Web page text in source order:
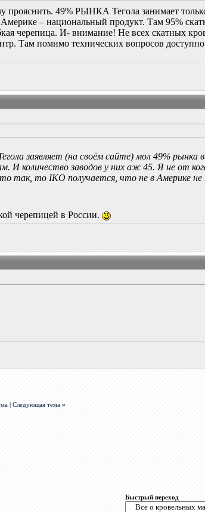
прояснить. 49% РЫНКА Тегола занимает
Америке – национальный продукт. Там 95%
черепица. И- внимание! Не всех скатных
Там помимо технических вопросов
заявляет (на своём сайте) мол 49% рынка
количество заводов у них аж 45. Я не от
так, то IKO получается, что не в Америке не
черепицей в России.
|Следующая тема »
Быстрый переход